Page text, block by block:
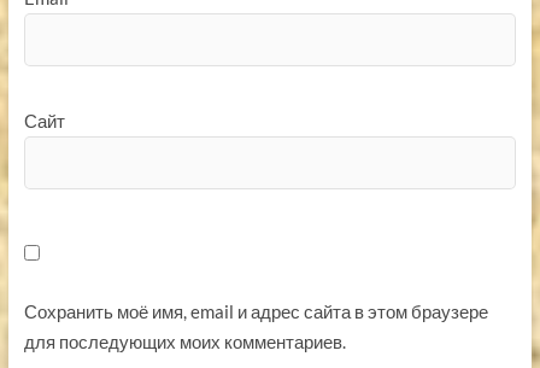
Сайт
Сохранить моё имя, email и адрес сайта в этом браузере
для последующих моих комментариев.